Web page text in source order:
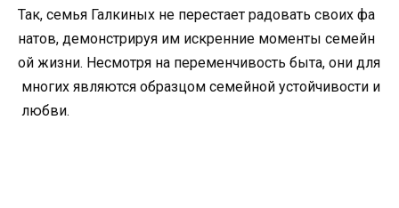
Так, семья Галкиных не перестает радовать своих фа
натов, демонстрируя им искренние моменты семейн
ой жизни. Несмотря на переменчивость быта, они для
многих являются образцом семейной устойчивости и
любви.